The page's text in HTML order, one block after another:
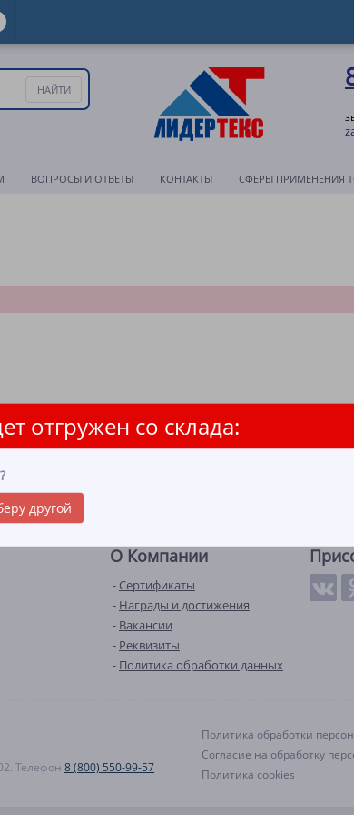
отгружен со склада:
?
другой
ВОПРОСЫ И ОТВЕТЫ КОНТАКТЫ СФЕРЫ ПРИМЕНЕНИЯ
О Компании
Сертификаты
Награды и достижения
Вакансии
Реквизиты
Политика обработки данных
Телефон 8 (800) 550-99-57
Политика обработки
Согласие на обработку
Политика cookies